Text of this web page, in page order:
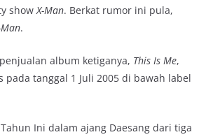
show X-Man. Berkat rumor ini pula,
Man.
album ketiganya, This Is Me,
tanggal 1 Juli 2005 di bawah label
Ini dalam ajang Daesang dari tiga